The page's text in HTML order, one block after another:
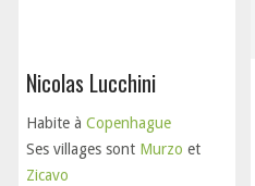
Nicolas Lucchini
Habite à Copenhague
Ses villages sont Murzo et
Zicavo